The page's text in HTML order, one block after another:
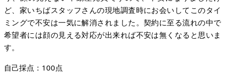
ど、家いちばスタッフさんの現地調査時にお会いしてこのタイ
ミングで不安は一気に解消されました。契約に至る流れの中で
希望者には顔の見える対応が出来れば不安は無くなると思いま
す。
自己採点：100点